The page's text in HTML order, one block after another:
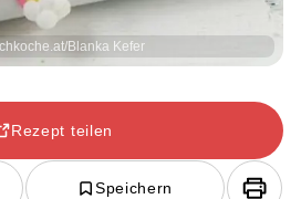
Blanka Kefer
Rezept teilen
Speichern